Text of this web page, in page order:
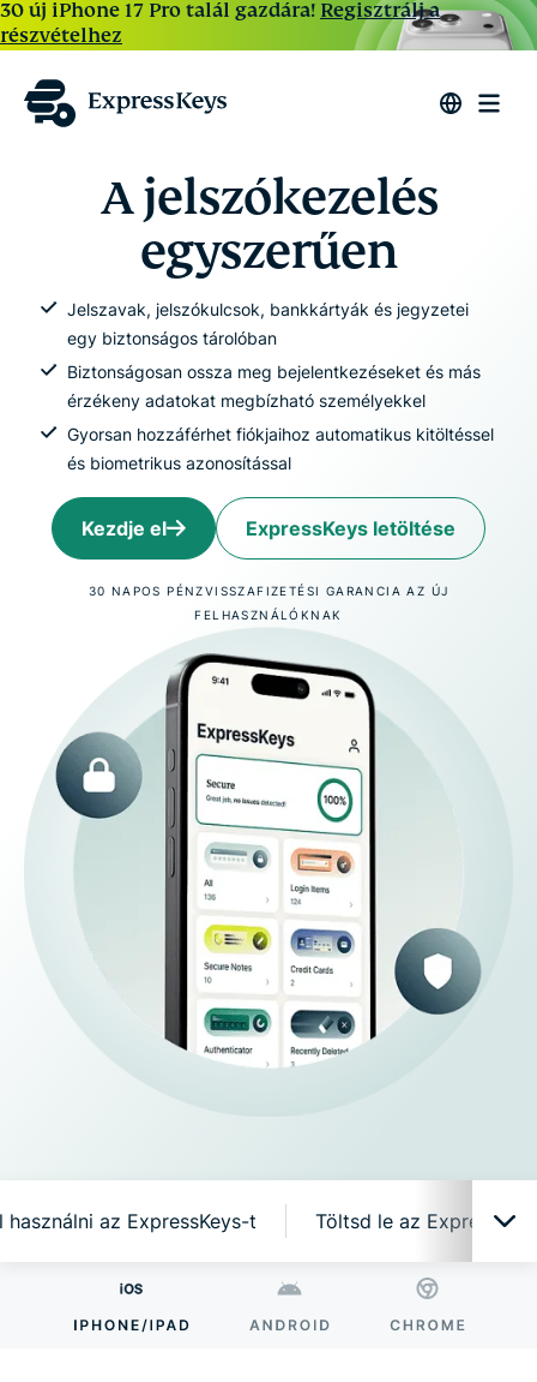
30 új iPhone 17 Pro talál gazdára! Regisztrálj a
részvételhez
A jelszókezelés
egyszerűen
Jelszavak, jelszókulcsok, bankkártyák és jegyzetei
egy biztonságos tárolóban
Biztonságosan ossza meg bejelentkezéseket és más
érzékeny adatokat megbízható személyekkel
Gyorsan hozzáférhet fiókjaihoz automatikus kitöltéssel
és biometrikus azonosítással
Kezdje el ExpressKeys letöltése
30 NAPOS PÉNZVISSZAFIZETÉSI GARANCIA AZ ÚJ
FELHASZNÁLÓKNAK
használni az ExpressKeys-t Töltsd le az
Minden, amire szükséged van a fiókjaid